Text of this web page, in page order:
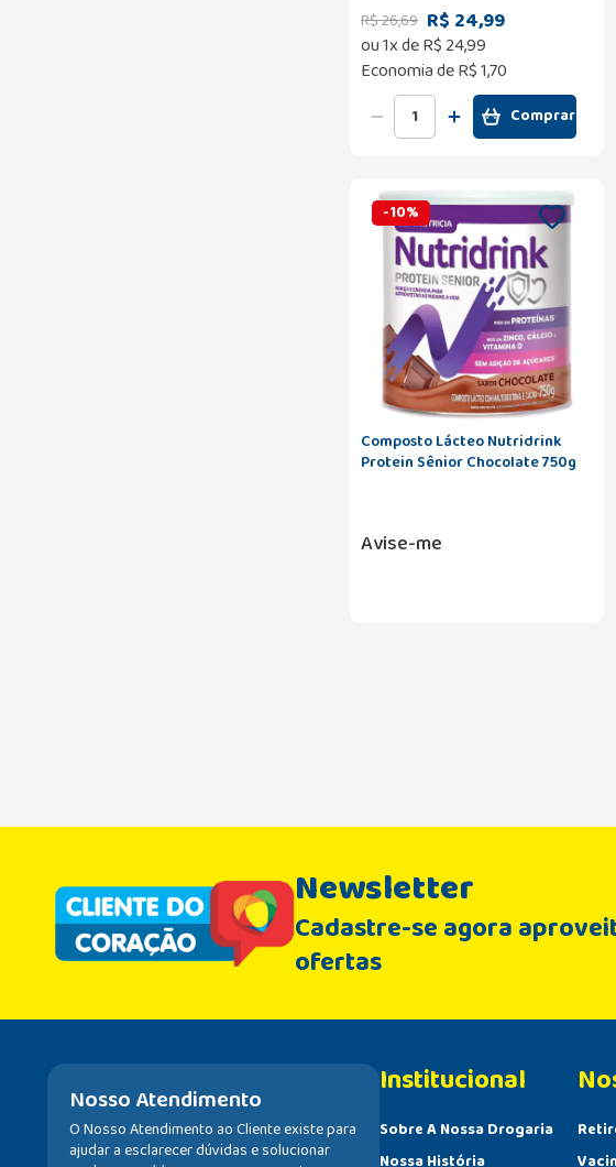
R$26,69 R$ 24,99
ou1x deR$ 24,99
Economia deR$ 1,70
Comprar
-10%
Composto Lácteo Nutridrink
Protein Sênior Chocolate 750g
Avise-me
Newsletter
Cadastre-se agora
ofertas
Nosso Atendimento
O Nosso Atendimento ao Cliente existe para
ajudar a esclarecer dúvidas e solucionar
Institucional
Sobre A Nossa Drogaria
Nossa História